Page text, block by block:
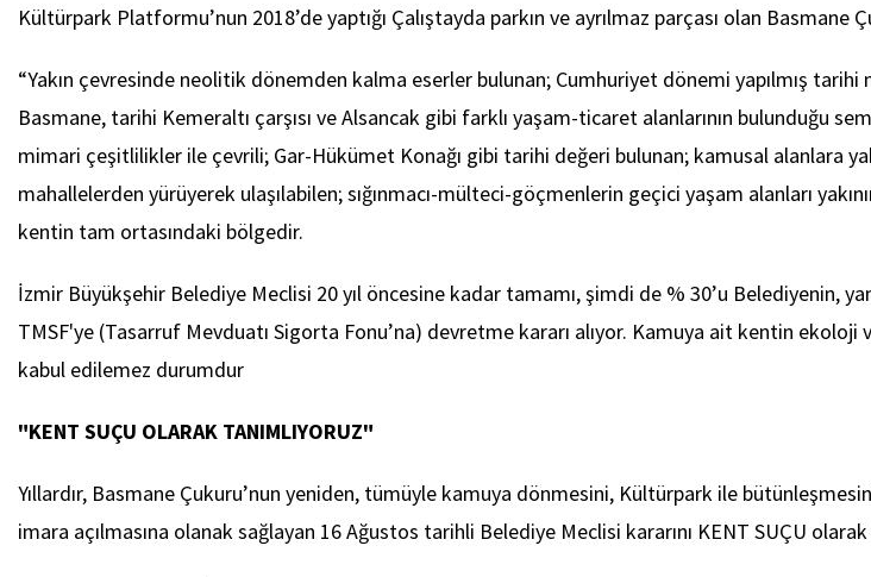
Kültürpark Platformu’nun 2018’de yaptığı Çalıştayda parkın ve ayrılmaz parçası olan Basmane
“Yakın çevresinde neolitik dönemden kalma eserler bulunan; Cumhuriyet dönemi yapılmış
Basmane, tarihi Kemeraltı çarşısı ve Alsancak gibi farklı yaşam-ticaret alanlarının bulunduğu
mimari çeşitlilikler ile çevrili; Gar-Hükümet Konağı gibi tarihi değeri bulunan; kamusal alanlara
mahallelerden yürüyerek ulaşılabilen; sığınmacı-mülteci-göçmenlerin geçici yaşam alanları
kentin tam ortasındaki bölgedir.
İzmir Büyükşehir Belediye Meclisi 20 yıl öncesine kadar tamamı, şimdi de % 30’u Belediyenin,
TMSF'ye (Tasarruf Mevduatı Sigorta Fonu’na) devretme kararı alıyor. Kamuya ait kentin
kabul edilemez durumdur
"KENT SUÇU OLARAK TANIMLIYORUZ"
Yıllardır, Basmane Çukuru’nun yeniden, tümüyle kamuya dönmesini, Kültürpark ile
imara açılmasına olanak sağlayan 16 Ağustos tarihli Belediye Meclisi kararını KENT SUÇU olarak